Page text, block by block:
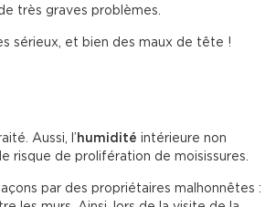
très graves problèmes.
sérieux, et bien des maux de tête !
Aussi, l’ humidité intérieure non
risque de prolifération de moisissures.
par des propriétaires malhonnêtes :